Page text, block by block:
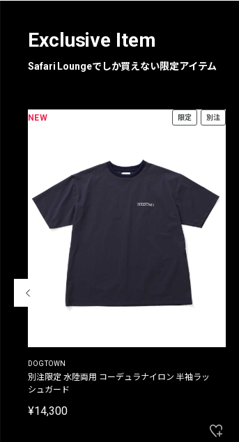
Exclusive Item
Safari Loungeでしか買えない限定アイテム
NEW 限定 別注
DOGTOWN
別注限定 水陸両用 コーデュラナイロン 半袖ラッ
シュガード
¥14,300